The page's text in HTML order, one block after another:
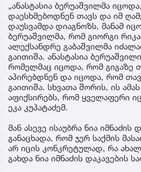
„ანასტასია ბერუაშვილმა
დაესხმებოდნენ თავს და იმ
დაუსვამდა დიაგნოზს, მანამ
ბერუაშვილმა, რომ გიორგი
ალექსანდრე გაბაშვილმა
გაითიშა. ანასტასია
რომელმაც იცოდა, რომ გიგაზე
აპირებდნენ და იცოდა, რომ
გაითიშა. სხვათა შორის, ის ამას
აფიქსირებს, რომ ყველაფერი
ეკა კუპატაძემ.
მან ასევე ისაუბრა ნია იმნაძის
განაცხადა, რომ ჯერ საქმის
არ იცის კონკრეტულად, რა
გახდა ნია იმნაძის დაკავების